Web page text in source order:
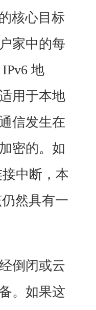
核心目标
家中的每
地
用于本地
信发生在
密的。如
中断，本
然具有一
倒闭或云
。如果这